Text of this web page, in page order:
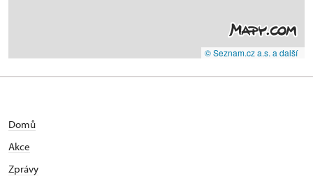
© Seznam.cz a.s. a další
Domů
Akce
Zprávy